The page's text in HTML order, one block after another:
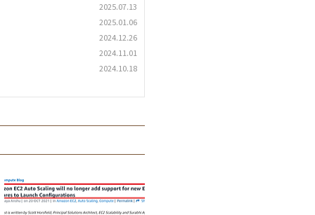
2025.07.13
2025.01.06
2024.12.26
2024.11.01
2024.10.18